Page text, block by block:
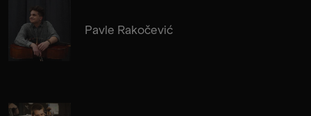
Pavle Rakočević